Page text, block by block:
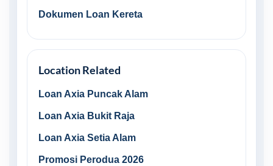
Dokumen Loan Kereta
Location Related
Loan Axia Puncak Alam
Loan Axia Bukit Raja
Loan Axia Setia Alam
Promosi Perodua 2026